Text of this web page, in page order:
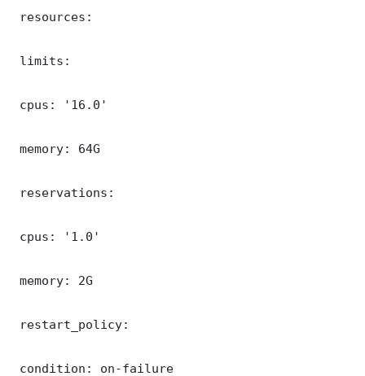
resources:
limits:
cpus: '16.0'
memory: 64G
reservations:
cpus: '1.0'
memory: 2G
restart_policy:
condition: on-failure